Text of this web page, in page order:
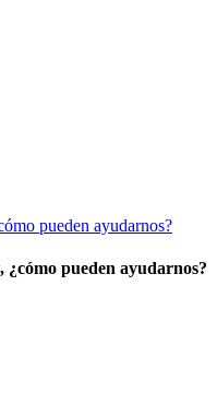
pueden ayudarnos?
pueden ayudarnos?